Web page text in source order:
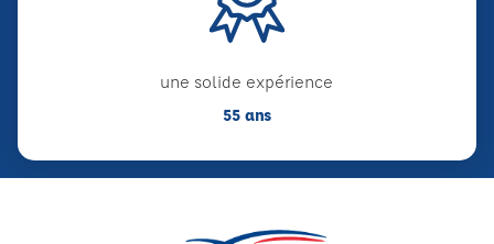
une solide expérience
55 ans